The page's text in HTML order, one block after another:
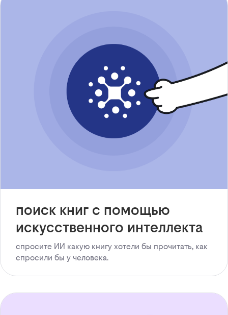
поиск книг с помощью
искусственного интеллекта
спросите ИИ какую книгу хотели бы прочитать, как
спросили бы у человека.